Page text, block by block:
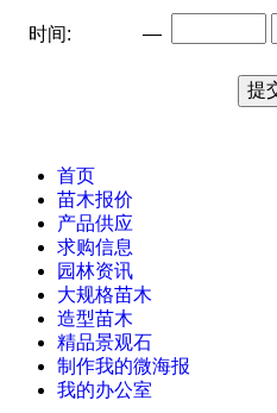
时间: —
首页
苗木报价
产品供应
求购信息
园林资讯
大规格苗木
造型苗木
精品景观石
制作我的微海报
我的办公室